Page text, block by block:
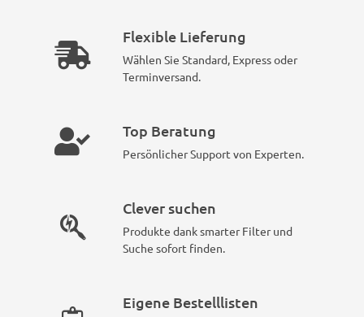
Flexible Lieferung
Wählen Sie Standard, Express oder
Terminversand.
Top Beratung
Persönlicher Support von Experten.
Clever suchen
Produkte dank smarter Filter und
Suche sofort finden.
Eigene Bestelllisten